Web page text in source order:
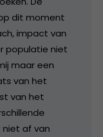
dit moment
impact van
populatie niet
maar een
van het
van het
af van